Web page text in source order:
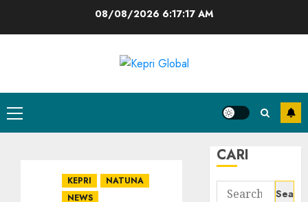
08/08/2026 6:17:18 AM
Primary
Menu
KEPRI
NATUNA
NEWS
CARI
Search